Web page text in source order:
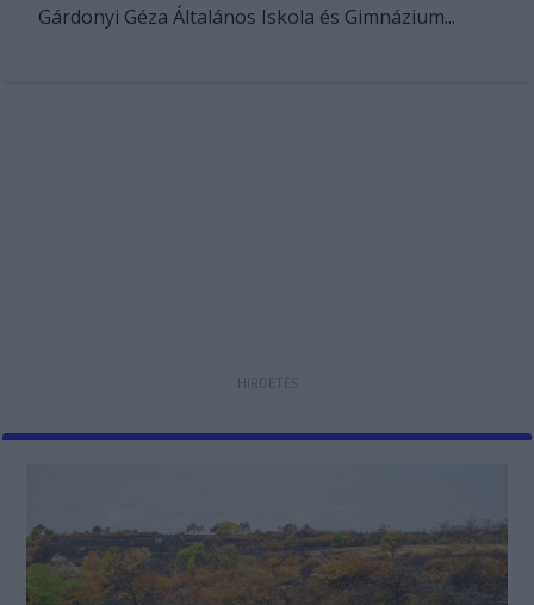
Gárdonyi Géza Általános Iskola és Gimnázium...